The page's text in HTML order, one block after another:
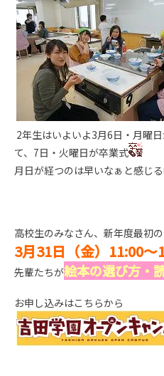
2年生はいよいよ3月6日・月曜
て、7日・火曜日が卒業式
月日が経つのは早いなぁと感じ
高校生のみなさん、新年度最初
3月31日（金）11:00～
先輩たちが絵本の選び方・
お申し込みはこちらから